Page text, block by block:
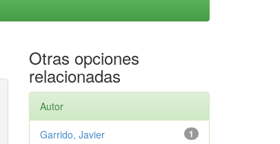
Otras opciones
relacionadas
Autor
1
Garrido, Javier